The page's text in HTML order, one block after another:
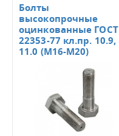
Болты
высокопрочные
оцинкованные ГОСТ
22353-77 кл.пр. 10.9,
11.0 (М16-М20)